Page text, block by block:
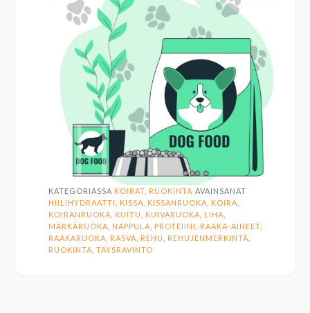
KATEGORIASSA KOIRAT RUOKINTA AVAINSANAT
HIILIHYDRAATTI
KISSA KISSANRUOKA KOIRA
KOIRANRUOKA
KUITU KUIVARUOKA LIHA
MÄRKÄRUOKA
NAPPULA PROTEIINI RAAKA-AINEET
RAAKARUOKA
RASVA REHU REHUJENMERKINTÄ
RUOKINTA TÄYSRAVINTO